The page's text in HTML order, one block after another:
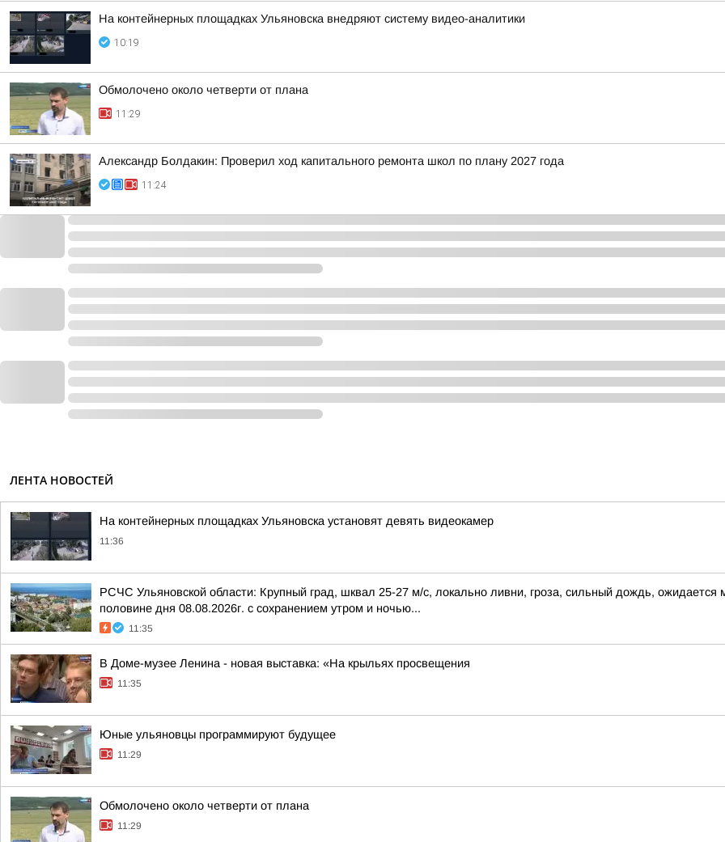
На контейнерных площадках Ульяновска внедряют систему видео-аналитики
10:19
Обмолочено около четверти от плана
11:29
Александр Болдакин: Проверил ход капитального ремонта школ по плану 2027 года
11:24
ЛЕНТА НОВОСТЕЙ
На контейнерных площадках Ульяновска установят девять видеокамер
11:36
РСЧС Ульяновской области: Крупный град, шквал 25-27 м/с, локально ливни, гроза, сильный дождь, ожидается
половине дня 08.08.2026г. с сохранением утром и ночью...
11:35
В Доме-музее Ленина - новая выставка: «На крыльях просвещения
11:35
Юные ульяновцы программируют будущее
11:29
Обмолочено около четверти от плана
11:29